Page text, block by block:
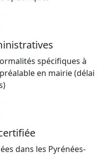
spécifiques à
en mairie (délai
dans les Pyrénées-